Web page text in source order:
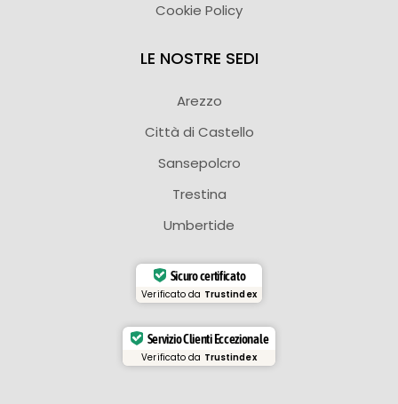
Cookie Policy
LE NOSTRE SEDI
Arezzo
Città di Castello
Sansepolcro
Trestina
Umbertide
Sicuro certificato
Verificato da Trustindex
Servizio Clienti Eccezionale
Verificato da Trustindex